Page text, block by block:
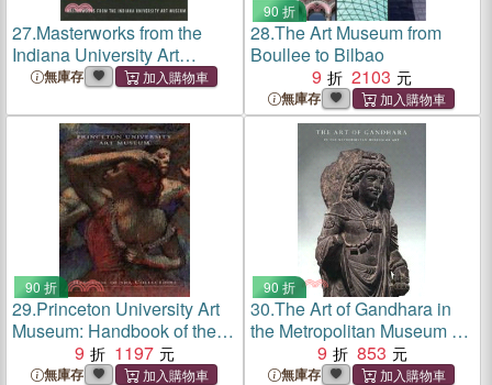
27.Masterworks from the
Indiana University Art
Museum
無庫存
90 折
28.The Art Museum from
Boullee to Bilbao
9
2103
無庫存
90 折
29.Princeton University Art
Museum: Handbook of the
Collections
9 1197
無庫存
90 折
30.The Art of Gandhara in
the Metropolitan Museum of
9 853
無庫存